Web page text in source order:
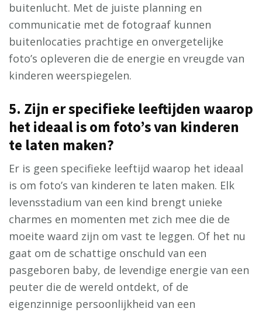
buitenlucht. Met de juiste planning en
communicatie met de fotograaf kunnen
buitenlocaties prachtige en onvergetelijke
foto’s opleveren die de energie en vreugde van
kinderen weerspiegelen.
5. Zijn er specifieke leeftijden waarop
het ideaal is om foto’s van kinderen
te laten maken?
Er is geen specifieke leeftijd waarop het ideaal
is om foto’s van kinderen te laten maken. Elk
levensstadium van een kind brengt unieke
charmes en momenten met zich mee die de
moeite waard zijn om vast te leggen. Of het nu
gaat om de schattige onschuld van een
pasgeboren baby, de levendige energie van een
peuter die de wereld ontdekt, of de
eigenzinnige persoonlijkheid van een